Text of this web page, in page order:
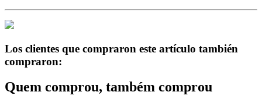
Los clientes que compraron este artículo también
compraron:
Quem comprou, também comprou